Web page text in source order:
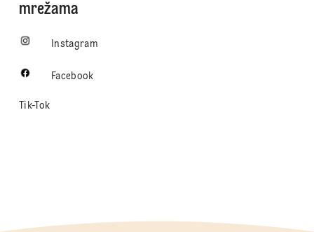
mrežama
Instagram
Facebook
Tik-Tok